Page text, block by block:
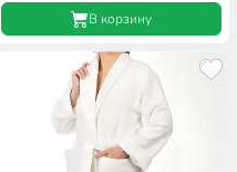
В корзину